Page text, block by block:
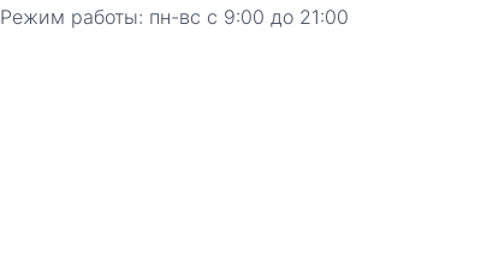
Режим работы: пн-вс с 9:00 до 21:00